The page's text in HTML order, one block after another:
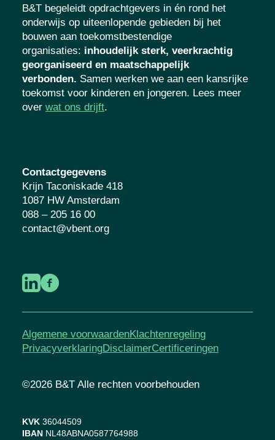
B&T begeleidt opdrachtgevers in én rond het
onderwijs op uiteenlopende gebieden bij het
bouwen aan toekomstbestendige
organisaties: inhoudelijk sterk, veerkrachtig
georganiseerd en maatschappelijk
verbonden. Samen werken we aan een kansrijke
toekomst voor kinderen en jongeren. Lees meer
over wat ons drijft.
Contactgegevens
Krijn Taconiskade 418
1087 HW Amsterdam
088 – 205 16 00
contact@vbent.org
Algemene voorwaardenKlachtenregeling
PrivacyverklaringDisclaimerCertificeringen
©2026 B&T Alle rechten voorbehouden
KVK 36044509
IBAN NL48ABNA0587764988